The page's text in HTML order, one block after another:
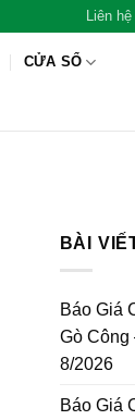
Liên hệ
CỬA SỔ
BÀI
Báo Giá
Gò Công
8/2026
Báo Giá